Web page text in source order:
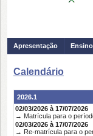
Apresentação Ensino
Calendário
2026.1
02/03/2026 à 17/07/2026
→ Matrícula para o
02/03/2026 à 17/07/2026
→ Re-matrícula para o